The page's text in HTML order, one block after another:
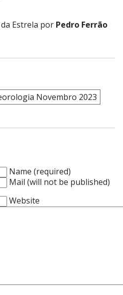
Estrela por Pedro Ferrão
Novembro 2023
Name (required)
Mail (will not be published)
Website